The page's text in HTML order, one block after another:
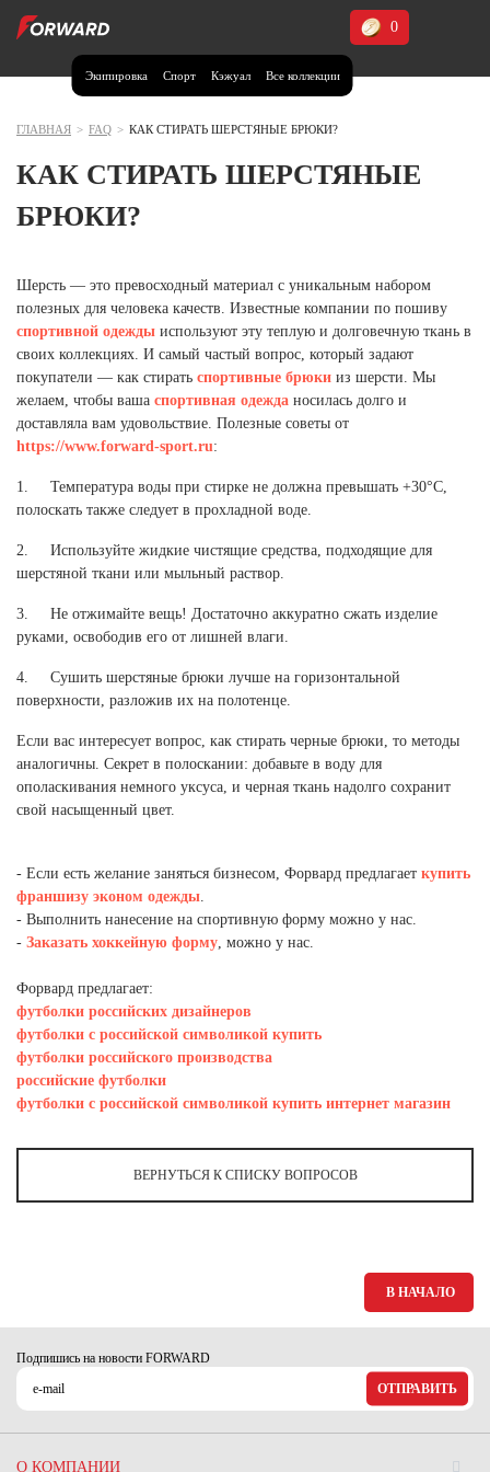
Экипировка Спорт Кэжуал Все коллекции
0
Москва и МО
Волгоградская область (1)
Воронежская область (1)
Дагестан (2)
Калининградская область (1)
Кемеровская область (2)
Краснодарский край (5)
Красноярский край (5)
Курская область (1)
Москва и МО (14)
Нижегородская область (1)
Новосибирская область (3)
Омская область (5)
Республика Крым (1)
Республика Татарстан (2)
Самарская область (1)
Саратовская область (1)
Свердловская область (5)
Северная Осетия (2)
Смоленская область (1)
Томская область (1)
Тульская область (1)
Тюменская область (3)
Ханты-Мансийский автономный округ (3)
Челябинская область (2)
Ямало-Ненецкий автономный округ (1)
Ярославская область (1)
ГЛАВНАЯ > FAQ > КАК СТИРАТЬ ШЕРСТЯНЫЕ БРЮКИ?
КАК СТИРАТЬ ШЕРСТЯНЫЕ
БРЮКИ?
Шерсть — это превосходный материал с уникальным набором
полезных для человека качеств. Известные компании по пошиву
спортивной одежды используют эту теплую и долговечную ткань в
своих коллекциях. И самый частый вопрос, который задают
покупатели — как стирать спортивные брюки из шерсти. Мы
желаем, чтобы ваша спортивная одежда носилась долго и
доставляла вам удовольствие. Полезные советы от
https://www.forward-sport.ru:
1. Температура воды при стирке не должна превышать +30°С,
полоскать также следует в прохладной воде.
2. Используйте жидкие чистящие средства, подходящие для
шерстяной ткани или мыльный раствор.
3. Не отжимайте вещь! Достаточно аккуратно сжать изделие
руками, освободив его от лишней влаги.
4. Сушить шерстяные брюки лучше на горизонтальной
поверхности, разложив их на полотенце.
Если вас интересует вопрос, как стирать черные брюки, то методы
аналогичны. Секрет в полоскании: добавьте в воду для
ополаскивания немного уксуса, и черная ткань надолго сохранит
свой насыщенный цвет.
- Если есть желание заняться бизнесом, Форвард предлагает купить
франшизу эконом одежды.
- Выполнить нанесение на спортивную форму можно у нас.
- Заказать хоккейную форму, можно у нас.
Форвард предлагает:
футболки российских дизайнеров
футболки с российской символикой купить
футболки российского производства
российские футболки
футболки с российской символикой купить интернет магазин
ВЕРНУТЬСЯ К СПИСКУ ВОПРОСОВ
В НАЧАЛО
Подпишись на новости FORWARD
ОТПРАВИТЬ
О КОМПАНИИ